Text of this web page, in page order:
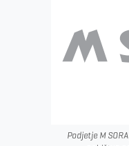
Podjetje M